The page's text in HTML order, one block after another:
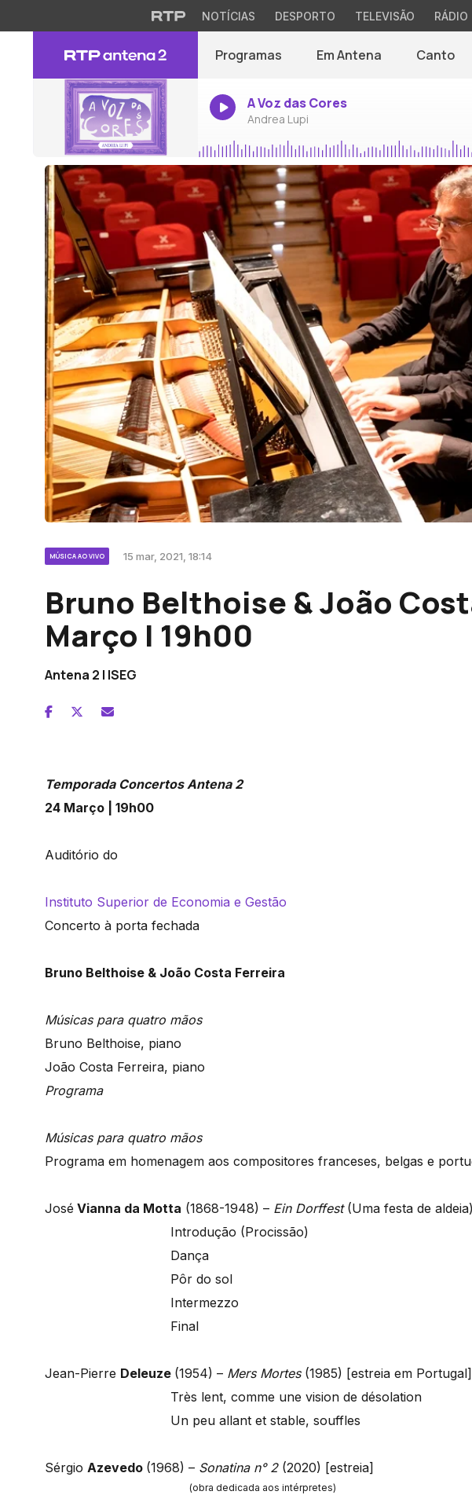
NOTÍCIAS DESPORTO TELEVISÃO RÁDIO
Programas Em Antena Canto
A Voz das Cores
Andrea Lupi
MÚSICA AO VIVO 15 mar, 2021, 18:14
Bruno Belthoise & João
Março | 19h00
Antena 2 | ISEG
Temporada Concertos Antena 2
24 Março | 19h00
Auditório do
Instituto Superior de Economia e Gestão
Concerto à porta fechada
Bruno Belthoise & João Costa Ferreira
Músicas para quatro mãos
Bruno Belthoise, piano
João Costa Ferreira, piano
Programa
Músicas para quatro mãos
Programa em homenagem aos compositores franceses, belgas e
José Vianna da Motta (1868-1948) – Ein Dorffest (Uma festa de aldeia)
Introdução (Procissão)
Dança
Pôr do sol
Intermezzo
Final
Jean-Pierre Deleuze (1954) – Mers Mortes(1985) [estreia em Portugal]
Très lent, comme une vision de désolation
Un peu allant et stable, souffles
Sérgio Azevedo (1968) – Sonatina n° 2(2020) [estreia]
(obra dedicada aos intérpretes)